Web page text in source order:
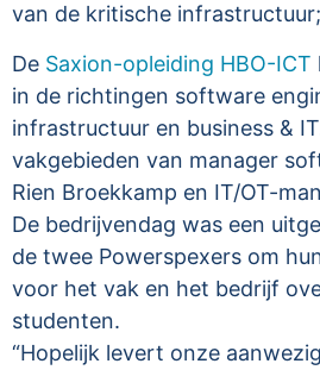
van de kritische
De Saxion-opleiding HBO-ICT
in de richtingen software
infrastructuur en business &
vakgebieden van manager
Rien Broekkamp en IT/OT-
De bedrijvendag was een
de twee Powerspexers om
voor het vak en het bedrijf
studenten.
“Hopelijk levert onze